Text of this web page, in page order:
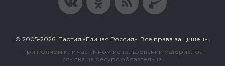
© 2005-2026, Партия «Единая Россия». Все права защищены.
При полном или частичном использовании материалов
ссылка на ресурс обязательна.